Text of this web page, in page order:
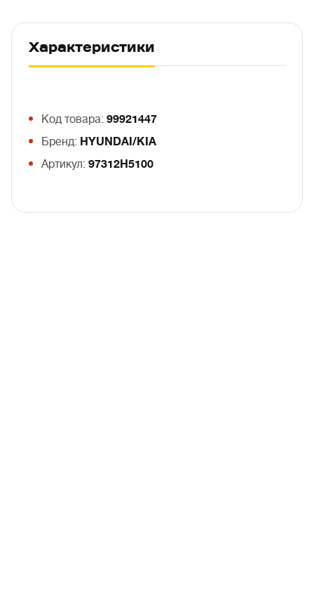
Характеристики
Код товара: 99921447
Бренд: HYUNDAI/KIA
Артикул: 97312H5100